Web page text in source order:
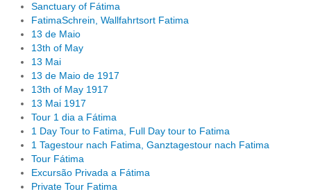
Sanctuary of Fátima
FatimaSchrein, Wallfahrtsort Fatima
13 de Maio
13th of May
13 Mai
13 de Maio de 1917
13th of May 1917
13 Mai 1917
Tour 1 dia a Fátima
1 Day Tour to Fatima, Full Day tour to Fatima
1 Tagestour nach Fatima, Ganztagestour nach Fatima
Tour Fátima
Excursão Privada a Fátima
Private Tour Fatima